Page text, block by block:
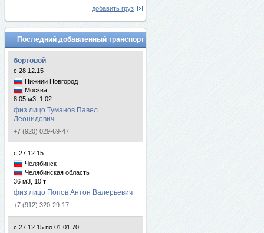
добавить груз
Последний добавленный транспорт
бортовой
с 28.12.15
Нижний Новгород
Москва
8.05 м3, 1.02 т
физ.лицо Туманов Павел
Леонидович
+7 (920) 029-69-47
с 27.12.15
Челябинск
Челябинская область
36 м3, 10 т
физ.лицо Попов Антон Валерьевич
+7 (912) 320-29-17
с 27.12.15 по 01.01.70